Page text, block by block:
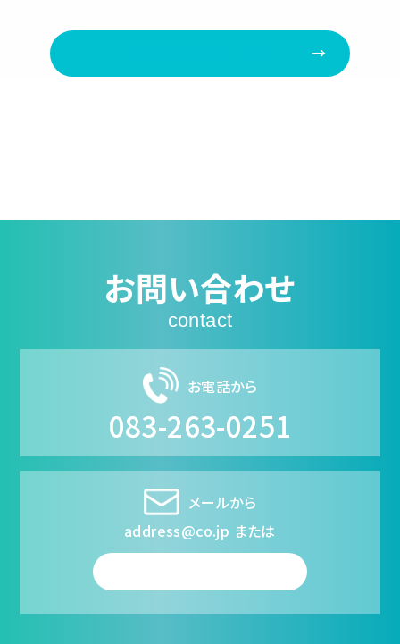
お問い合わせ
contact
お電話から
083-263-0251
メールから
address@co.jp または